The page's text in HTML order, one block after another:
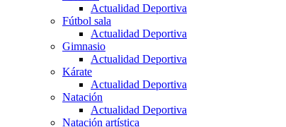
Actualidad Deportiva
Fútbol sala
Actualidad Deportiva
Gimnasio
Actualidad Deportiva
Kárate
Actualidad Deportiva
Natación
Actualidad Deportiva
Natación artística